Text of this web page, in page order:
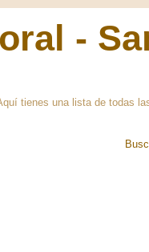
-
tienes una lista de todas